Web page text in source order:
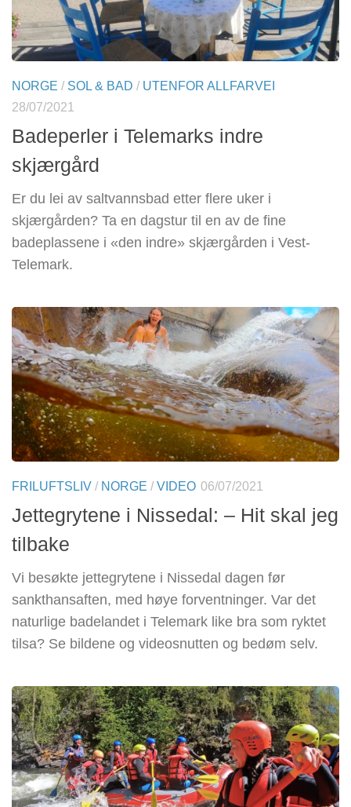
NORGE / SOL & BAD / UTENFOR ALLFARVEI
28/07/2021
Badeperler i Telemarks indre
skjærgård
Er du lei av saltvannsbad etter flere uker i
skjærgården? Ta en dagstur til en av de fine
badeplassene i «den indre» skjærgården i Vest-
Telemark.
FRILUFTSLIV / NORGE / VIDEO 06/07/2021
Jettegrytene i Nissedal: – Hit skal jeg
tilbake
Vi besøkte jettegrytene i Nissedal dagen før
sankthansaften, med høye forventninger. Var det
naturlige badelandet i Telemark like bra som ryktet
tilsa? Se bildene og videosnutten og bedøm selv.